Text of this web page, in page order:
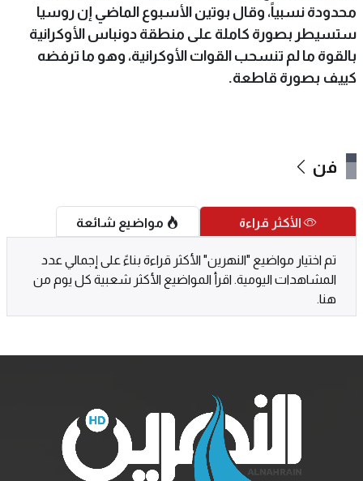
محدودة نسبياً، وقال بوتين الأسبوع الماضي إن روسيا
ستسيطر بصورة كاملة على منطقة دونباس الأوكرانية
بالقوة ما لم تنسحب القوات الأوكرانية، وهو ما ترفضه
كييف بصورة قاطعة.
فن
الأكثر قراءة
تم اختيار مواضيع "النهرين" الأكثر قراءة بناءً على إجمالي عدد
المشاهدات اليومية. اقرأ المواضيع الأكثر شعبية كل يوم من
هنا.